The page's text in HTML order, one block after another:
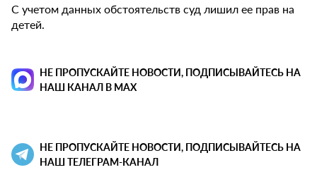
С учетом данных обстоятельств суд лишил ее прав на
детей.
НЕ ПРОПУСКАЙТЕ НОВОСТИ, ПОДПИСЫВАЙТЕСЬ НА
НАШ КАНАЛ В MAX
НЕ ПРОПУСКАЙТЕ НОВОСТИ, ПОДПИСЫВАЙТЕСЬ НА
НАШ ТЕЛЕГРАМ-КАНАЛ